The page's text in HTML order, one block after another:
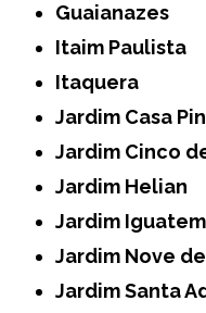
Guaianazes
Itaim Paulista
Itaquera
Jardim Casa
Jardim Cinco
Jardim Helian
Jardim
Jardim Nove
Jardim Santa